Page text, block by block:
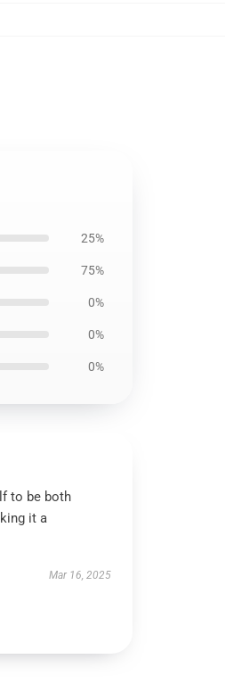
25%
75%
0%
0%
0%
to be both
it a
Mar 16, 2025